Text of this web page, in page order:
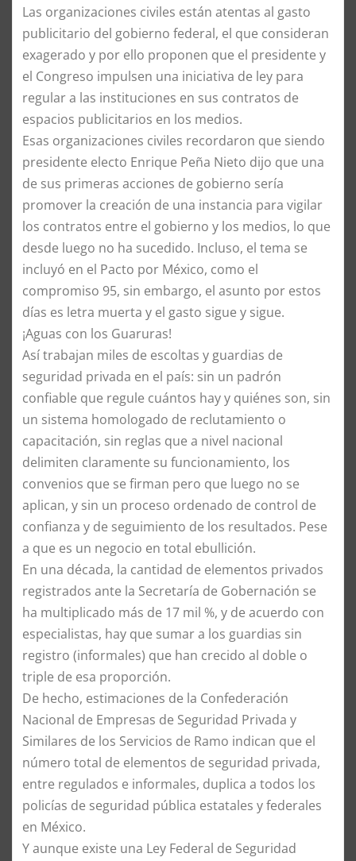
Las organizaciones civiles están atentas al gasto
publicitario del gobierno federal, el que consideran
exagerado y por ello proponen que el presidente y
el Congreso impulsen una iniciativa de ley para
regular a las instituciones en sus contratos de
espacios publicitarios en los medios.
Esas organizaciones civiles recordaron que siendo
presidente electo Enrique Peña Nieto dijo que una
de sus primeras acciones de gobierno sería
promover la creación de una instancia para vigilar
los contratos entre el gobierno y los medios, lo que
desde luego no ha sucedido. Incluso, el tema se
incluyó en el Pacto por México, como el
compromiso 95, sin embargo, el asunto por estos
días es letra muerta y el gasto sigue y sigue.
¡Aguas con los Guaruras!
Así trabajan miles de escoltas y guardias de
seguridad privada en el país: sin un padrón
confiable que regule cuántos hay y quiénes son, sin
un sistema homologado de reclutamiento o
capacitación, sin reglas que a nivel nacional
delimiten claramente su funcionamiento, los
convenios que se firman pero que luego no se
aplican, y sin un proceso ordenado de control de
confianza y de seguimiento de los resultados. Pese
a que es un negocio en total ebullición.
En una década, la cantidad de elementos privados
registrados ante la Secretaría de Gobernación se
ha multiplicado más de 17 mil %, y de acuerdo con
especialistas, hay que sumar a los guardias sin
registro (informales) que han crecido al doble o
triple de esa proporción.
De hecho, estimaciones de la Confederación
Nacional de Empresas de Seguridad Privada y
Similares de los Servicios de Ramo indican que el
número total de elementos de seguridad privada,
entre regulados e informales, duplica a todos los
policías de seguridad pública estatales y federales
en México.
Y aunque existe una Ley Federal de Seguridad